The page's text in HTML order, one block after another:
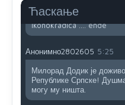
Ћаскање
....i onda su na tenkovima
jedna baba i jedan
ikonokradica .... ende
Анонимно2802605 5:25
Милорад Додик је
Републике Српске!
могу му ништа.